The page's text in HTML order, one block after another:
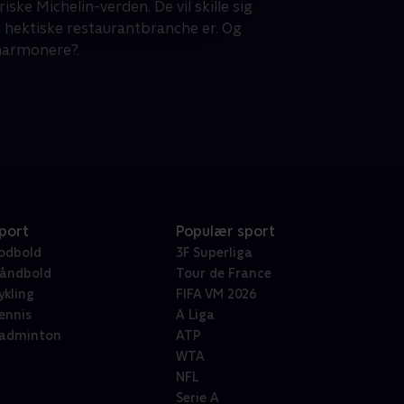
Michelin-verden. De vil skille sig
restaurantbranche er. Og
Populær sport
3F Superliga
Tour de France
FIFA VM 2026
A Liga
ATP
WTA
NFL
Serie A